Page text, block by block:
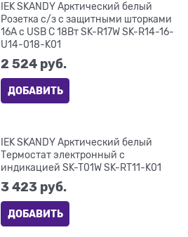
IEK SKANDY Арктический белый
Розетка с/з с защитными шторками
16А с USB C 18Вт SK-R17W SK-R14-16-
U14-018-K01
2 524 руб.
ДОБАВИТЬ
IEK SKANDY Арктический белый
Термостат электронный с
индикацией SK-T01W SK-RT11-K01
3 423 руб.
ДОБАВИТЬ